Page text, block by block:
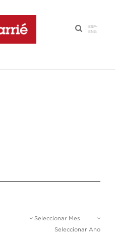
·
ESP-
ENG
Seleccionar Mes
Seleccionar Ano